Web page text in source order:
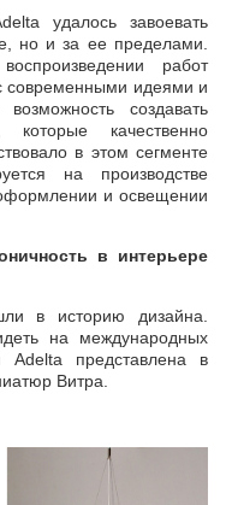
удалось завоевать
но и за ее пределами.
работ
современными идеями и
создавать
которые качественно
в этом сегменте
на производстве
и освещении
в интерьере
в историю дизайна.
на международных
Adelta представлена в
Витра.